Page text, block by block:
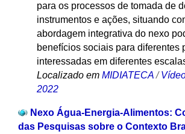
para os processos de tomada de
instrumentos e ações, situando
abordagem integrativa do nexo
benefícios sociais para diferentes
interessadas em diferentes
Localizado em MIDIATECA /
2022
Nexo Água-Energia-Alimentos:
das Pesquisas sobre o Contexto